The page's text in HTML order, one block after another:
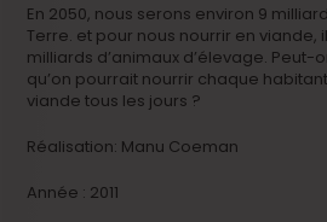
En 2050, nous serons environ 9
Terre. et pour nous nourrir en
milliards d’animaux d’élevage. Peut-
qu’on pourrait nourrir chaque
viande tous les jours ?
Réalisation: Manu Coeman
Année : 2011